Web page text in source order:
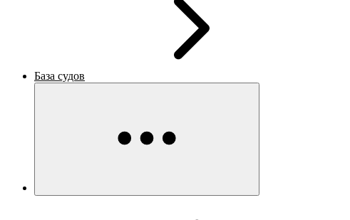
База судов